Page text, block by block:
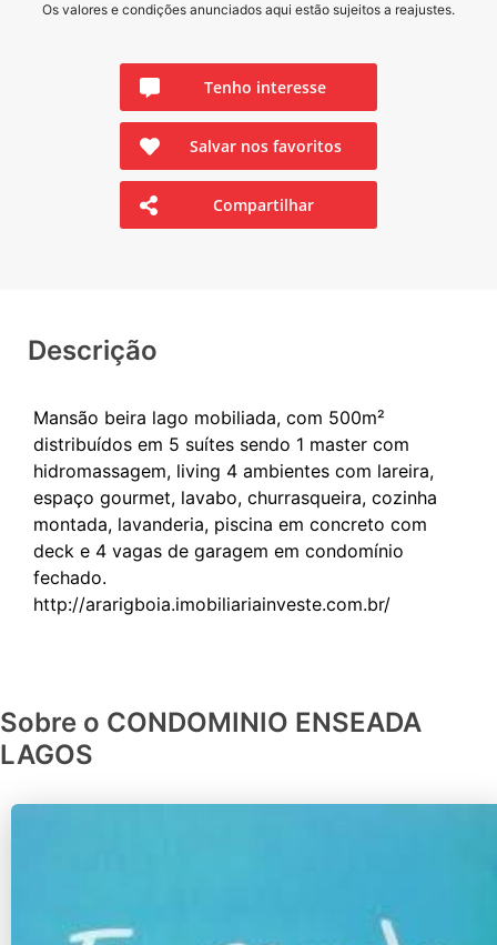
Os valores e condições anunciados aqui estão sujeitos a reajustes.
Tenho interesse
Salvar nos favoritos
Compartilhar
Descrição
Mansão beira lago mobiliada, com 500m²
distribuídos em 5 suítes sendo 1 master com
hidromassagem, living 4 ambientes com lareira,
espaço gourmet, lavabo, churrasqueira, cozinha
montada, lavanderia, piscina em concreto com
deck e 4 vagas de garagem em condomínio
fechado.
Sobre o CONDOMINIO ENSEADA
LAGOS